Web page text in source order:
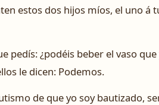
estos dos hijos míos, el uno
pedís: ¿podéis beber el vaso
le dicen: Podemos.
de que yo soy bautizado,